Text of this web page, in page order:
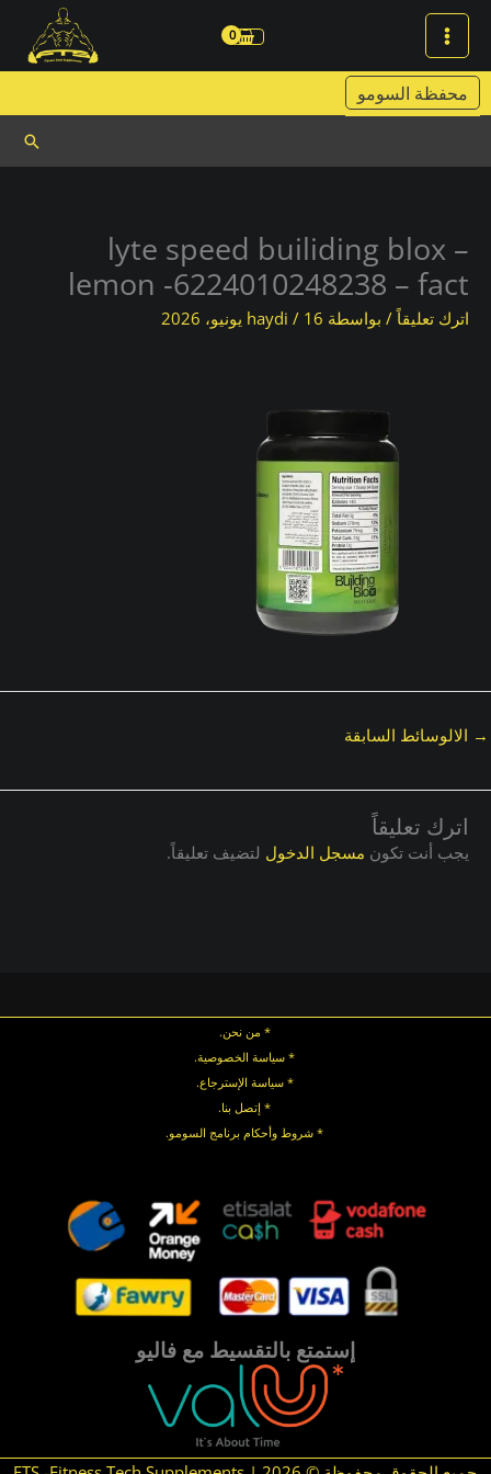
تخطي
المحتوى
محفظة السومو
lyte speed builiding blox –
lemon -6224010248238 – fact
اترك تعليقاً / بواسطة haydi / 16 يونيو، 2026
→ الالوسائط السابقة
اترك تعليقاً
يجب أنت تكون مسجل الدخول لتضيف تعليقاً.
* من نحن.
* سياسة الخصوصية.
*سياسة الإسترجاع.
* إتصل بنا.
* شروط وأحكام برنامج السومو.
إستمتع بالتقسيط مع فاليو